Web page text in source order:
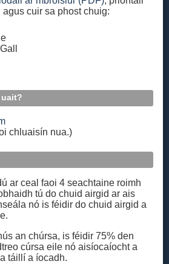
cuir sa phost chuig:
chluaisín nua.)
ar ceal faoi 4 seachtaine roimh
tú do chuid airgid ar ais
nó is féidir do chuid airgid a
an chúrsa, is féidir 75% den
cúrsa eile nó aisíocaíocht a
táillí a íocadh.